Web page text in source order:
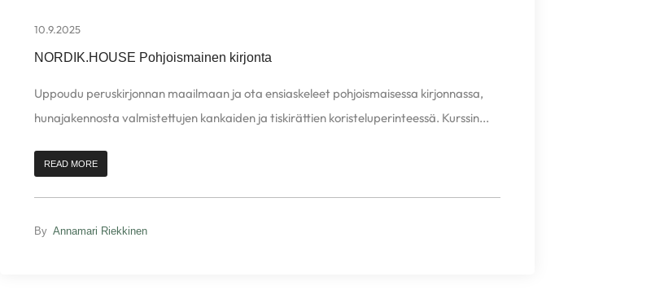
10.9.2025
NORDIK.HOUSE Pohjoismainen kirjonta
Uppoudu peruskirjonnan maailmaan ja ota ensiaskeleet pohjoismaisessa kirjonnassa,
hunajakennosta valmistettujen kankaiden ja tiskirättien koristeluperinteessä. Kurssin...
READ MORE
By Annamari Riekkinen